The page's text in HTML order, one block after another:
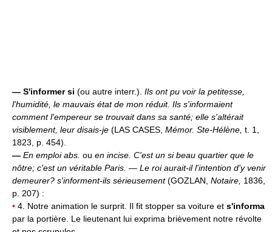
— S'informer si (ou autre interr.). Ils ont pu voir la petitesse,
l'humidité, le mauvais état de mon réduit. Ils s'informaient
comment l'empereur se trouvait dans sa santé; elle s'altérait
visiblement, leur disais-je (LAS CASES, Mémor. Ste-Hélène, t. 1,
1823, p. 454).
— En emploi abs. ou en incise. C'est un si beau quartier que le
nôtre; c'est un véritable Paris. — Le roi aurait-il l'intention d'y venir
demeurer? s'informent-ils sérieusement(GOZLAN, Notaire, 1836,
p. 207) :
• 4. Notre animation le surprit. Il fit stopper sa voiture et s'informa
par la portière. Le lieutenant lui exprima brièvement notre révolte